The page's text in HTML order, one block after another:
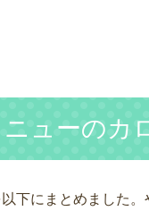
ューのカ
下にまとめました